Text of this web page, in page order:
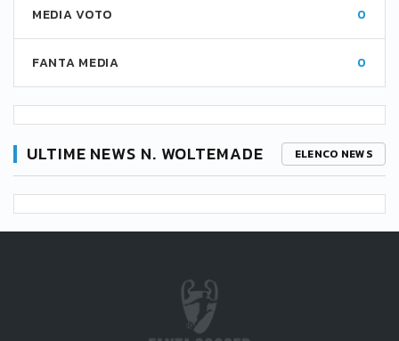
MEDIA VOTO 0
FANTA MEDIA 0
ULTIME NEWS N. WOLTEMADE ELENCO NEWS